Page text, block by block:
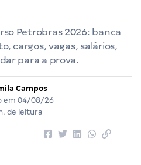
Petrobras 2026: banca
cargos, vagas, salários,
para a prova.
Campos
em 04/08/26
de leitura